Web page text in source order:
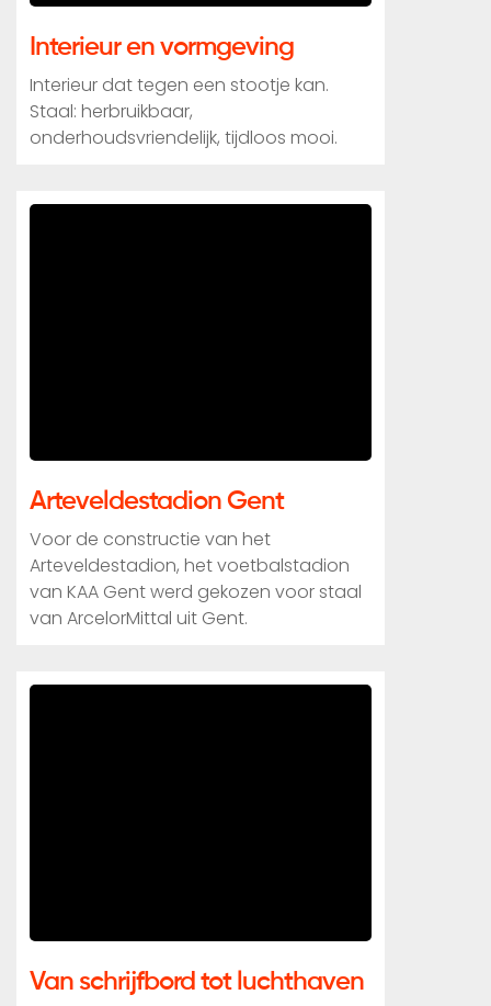
Interieur en vormgeving
Interieur dat tegen een stootje kan.
Staal: herbruikbaar,
onderhoudsvriendelijk, tijdloos mooi.
Arteveldestadion Gent
Voor de constructie van het
Arteveldestadion, het voetbalstadion
van KAA Gent werd gekozen voor staal
van ArcelorMittal uit Gent.
Van schrijfbord tot luchthaven